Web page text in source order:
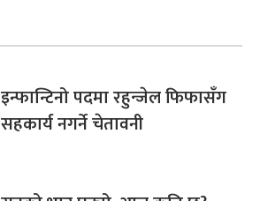
इन्फान्टिनो पदमा रहुन्जेल फिफासँग
सहकार्य नगर्ने चेतावनी